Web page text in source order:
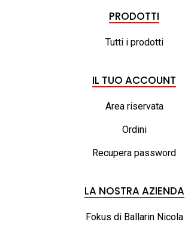
PRODOTTI
Tutti i prodotti
IL TUO ACCOUNT
Area riservata
Ordini
Recupera password
LA NOSTRA AZIENDA
Fokus di Ballarin Nicola